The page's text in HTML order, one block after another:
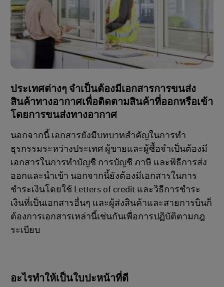
ประเทศต่างๆ จำเป็นต้องมีเอกสารการขนส่ง
สินค้าทางอากาศเพื่อติดตามสินค้าที่ออกหรือเข้า
โดยการขนส่งทางอากาศ
นอกจากนี้ เอกสารยังมีบทบาทสำคัญในการทำ
ธุรกรรมระหว่างประเทศ ผู้ขายและผู้ซื้อจำเป็นต้องมี
เอกสารในการทำบัญชี การบัญชี ภาษี และพิธีการส่ง
ออกและนำเข้า นอกจากนี้ยังต้องมีเอกสารในการ
ชำระเงินโดยใช้ Letters of credit และวิธีการชำระ
เงินที่เป็นเอกสารอื่นๆ และผู้ส่งสินค้าและสายการบินก็
ต้องการเอกสารเหล่านี้เช่นกันเพื่อการปฏิบัติตามกฎ
ระเบียบ
อะไรทำให้เป็นใบปะหน้าที่ดี